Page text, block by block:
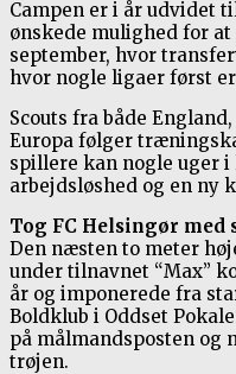
Campen er i år udvidet
ønskede mulighed for
september, hvor
hvor nogle ligaer først
Scouts fra både
Europa følger
spillere kan nogle uger
arbejdsløshed og en ny
Tog FC Helsingør med
Den næsten to meter
under tilnavnet “Max”
år og imponerede fra
Boldklub i Oddset
på målmandsposten og
trøjen.